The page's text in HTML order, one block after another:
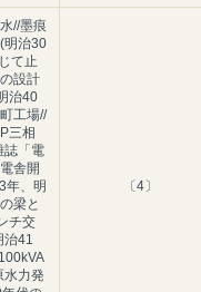
//墨痕
明治30
て止
設計
治40
工場//
三相
誌「電
舎開
年、明
梁と
チ交
治41
水力発
〔4〕